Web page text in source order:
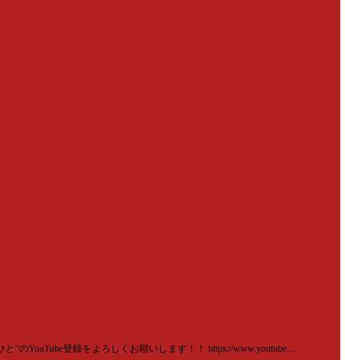
”のYouTube登録をよろしくお願いします！！ https://www.youtube....